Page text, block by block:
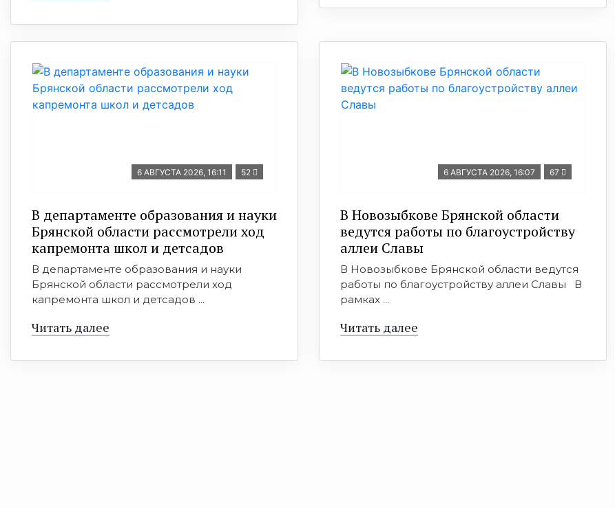
6 АВГУСТА 2026, 16:11 52
В департаменте образования и науки
Брянской области рассмотрели ход
капремонта школ и детсадов
В департаменте образования и науки
Брянской области рассмотрели ход
капремонта школ и детсадов ...
Читать далее
6 АВГУСТА 2026, 16:07 67
В Новозыбкове Брянской области
ведутся работы по благоустройству
аллеи Славы
В Новозыбкове Брянской области ведутся
работы по благоустройству аллеи Славы В
рамках ...
Читать далее